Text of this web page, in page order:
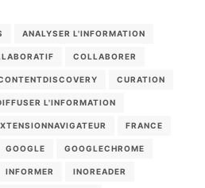
ANALYSER L'INFORMATION
COLLABORER
CURATION
L'INFORMATION
FRANCE
GOOGLE GOOGLECHROME
INFORMER INOREADER